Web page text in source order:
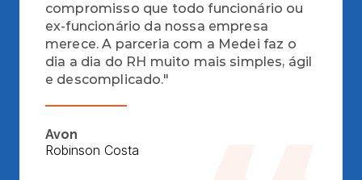
compromisso que todo funcionário ou
ex-funcionário da nossa empresa
merece. A parceria com a Medei faz o
dia a dia do RH muito mais simples, ágil
e descomplicado."
Avon
Robinson Costa